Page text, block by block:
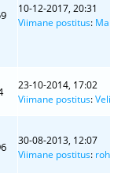
10-12-2017, 20:31
Viimane postitus:
23-10-2014, 17:02
Viimane postitus:Veli
30-08-2013, 12:07
Viimane postitus: